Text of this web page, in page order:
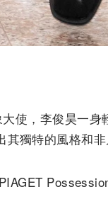
使，李俊昊一
獨特的風格和非